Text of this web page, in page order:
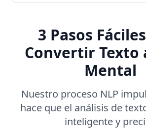
3 Pasos
Convertir Texto
Mental
Nuestro proceso NLP
hace que el análisis de
inteligente y